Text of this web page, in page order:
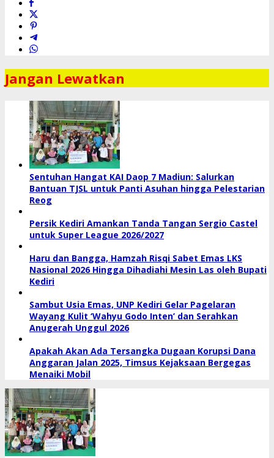
Jangan Lewatkan
Sentuhan Hangat KAI Daop 7 Madiun: Salurkan
Bantuan TJSL untuk Panti Asuhan hingga Pelestarian
Reog
Persik Kediri Amankan Tanda Tangan Sergio Castel
untuk Super League 2026/2027
Haru dan Bangga, Hamzah Risqi Sabet Emas LKS
Nasional 2026 Hingga Dihadiahi Mesin Las oleh Bupati
Kediri
Sambut Usia Emas, UNP Kediri Gelar Pagelaran
Wayang Kulit ‘Wahyu Godo Inten’ dan Serahkan
Anugerah Unggul 2026
Apakah Akan Ada Tersangka Dugaan Korupsi Dana
Anggaran Jalan 2025, Timsus Kejaksaan Bergegas
Menaiki Mobil